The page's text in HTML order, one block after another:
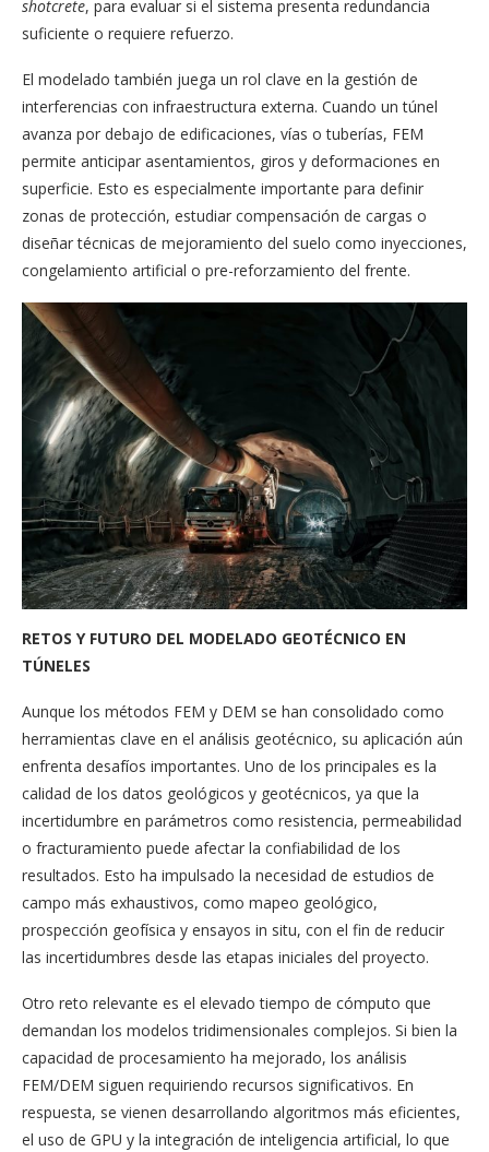
shotcrete, para evaluar si el sistema presenta redundancia
suficiente o requiere refuerzo.
El modelado también juega un rol clave en la gestión de
interferencias con infraestructura externa. Cuando un túnel
avanza por debajo de edificaciones, vías o tuberías, FEM
permite anticipar asentamientos, giros y deformaciones en
superficie. Esto es especialmente importante para definir
zonas de protección, estudiar compensación de cargas o
diseñar técnicas de mejoramiento del suelo como inyecciones,
congelamiento artificial o pre-reforzamiento del frente.
RETOS Y FUTURO DEL MODELADO GEOTÉCNICO EN
TÚNELES
Aunque los métodos FEM y DEM se han consolidado como
herramientas clave en el análisis geotécnico, su aplicación aún
enfrenta desafíos importantes. Uno de los principales es la
calidad de los datos geológicos y geotécnicos, ya que la
incertidumbre en parámetros como resistencia, permeabilidad
o fracturamiento puede afectar la confiabilidad de los
resultados. Esto ha impulsado la necesidad de estudios de
campo más exhaustivos, como mapeo geológico,
prospección geofísica y ensayos in situ, con el fin de reducir
las incertidumbres desde las etapas iniciales del proyecto.
Otro reto relevante es el elevado tiempo de cómputo que
demandan los modelos tridimensionales complejos. Si bien la
capacidad de procesamiento ha mejorado, los análisis
FEM/DEM siguen requiriendo recursos significativos. En
respuesta, se vienen desarrollando algoritmos más eficientes,
el uso de GPU y la integración de inteligencia artificial, lo que